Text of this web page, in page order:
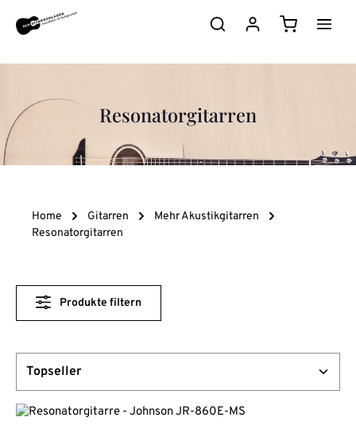
Zum Hauptinhalt springen
Resonatorgitarren
Home Gitarren
Mehr Akustikgitarren
Resonatorgitarren
Produkte filtern